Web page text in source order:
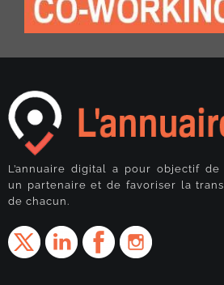
L’annuaire digital a pour objectif
un partenaire et de favoriser la
de chacun.